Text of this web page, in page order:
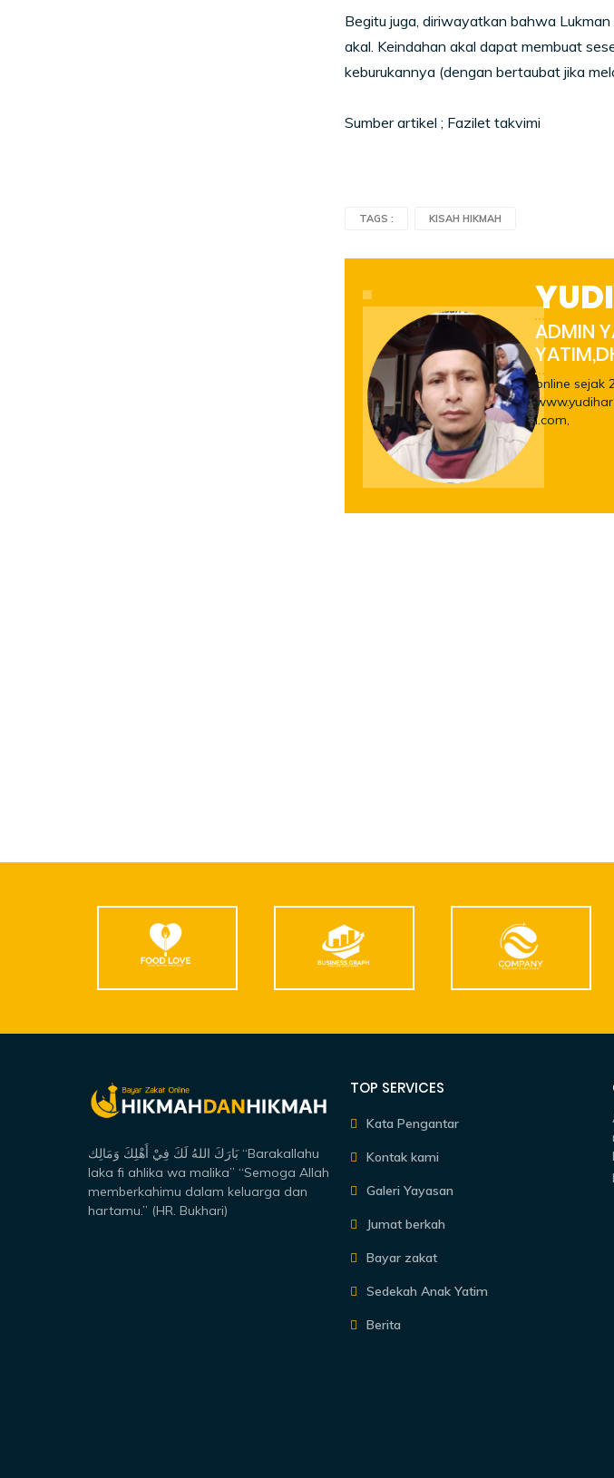
Begitu juga, diriwayatkan bahwa
akal. Keindahan akal dapat membuat
keburukannya (dengan bertaubat jika
Sumber artikel ; Fazilet takvimi
TAGS : KISAH HIKMAH
ADMIN
online sejak
i.com,
بَارَكَ اللهُ لَكَ فِيْ أَهْلِكَ وَمَالِك “Barakallahu
laka fi ahlika wa malika” “Semoga Allah
memberkahimu dalam keluarga dan
hartamu.” (HR. Bukhari)
TOP SERVICES
Kata Pengantar
Kontak kami
Galeri Yayasan
Jumat berkah
Bayar zakat
Sedekah Anak Yatim
Berita